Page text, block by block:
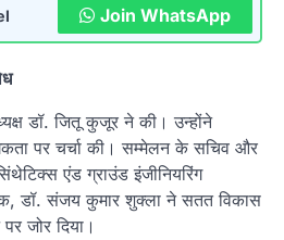
Join WhatsApp
डॉ. जितू कुजूर ने की। उन्होंने
पर चर्चा की। सम्मेलन के सचिव और
एंड ग्राउंड इंजीनियरिंग
डॉ. संजय कुमार शुक्ला ने सतत विकास
जोर दिया।